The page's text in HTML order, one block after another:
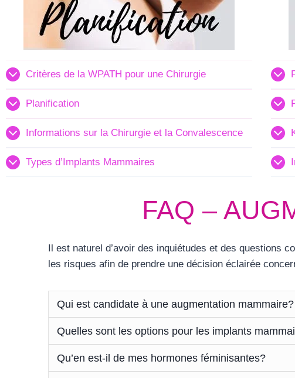
Critères de la WPATH pour une Chirurgie
Planification
Informations sur la Chirurgie et la Convalescence
Types d’Implants Mammaires
FAQ –
Il est naturel d’avoir des inquiétudes et des questions
les risques afin de prendre une décision éclairée
Qui est candidate à une augmentation mammaire?
Quelles sont les options pour les implants
Qu’en est-il de mes hormones féminisantes?